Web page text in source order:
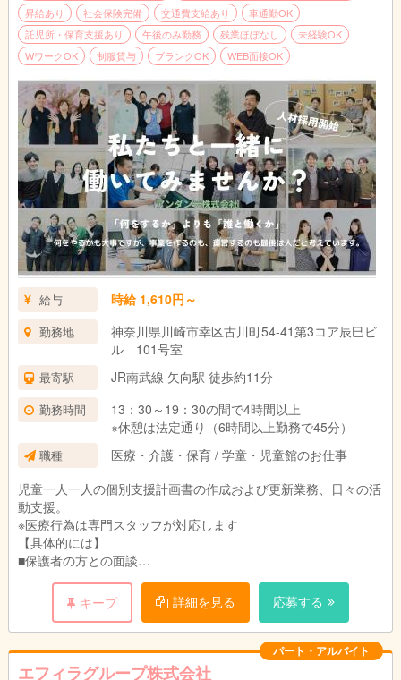
昇給あり
社会保険完備 交通費支給あり
車通勤OK
託児所・保育支援あり
午後のみ勤務 残業ほぼなし
未経験OK
WワークOK
制服貸与 ブランクOK WEB面接OK
給与 時給 1,610円～
勤務地
神奈川県川崎市幸区古川町54-41第3コア辰巳ビ
ル 101号室
最寄駅 JR南武線 矢向駅 徒歩約11分
勤務時間
13：30～19：30の間で4時間以上
※休憩は法定通り（6時間以上勤務で45分）
職種
医療・介護・保育 / 学童・児童館のお仕事
児童一人一人の個別支援計画書の作成および更新業務、日々の活
動支援。
※医療行為は専門スタッフが対応します
【具体的には】
■保護者の方との面談
保護者の方とのヒアリングを通して支援方針・ケアの方法などを
決定します。
■児童の個別支援プログラムの作成
保護者面談を経て、児童一人一人の個別支援計画を作成、更新を
行います。
キープ 詳細を見る 応募する
パート・アルバイト
エフィラグループ株式会社